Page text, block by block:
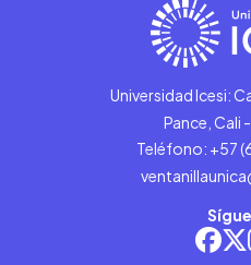
Universidad Icesi:
Pance, Cali
Teléfono: +57